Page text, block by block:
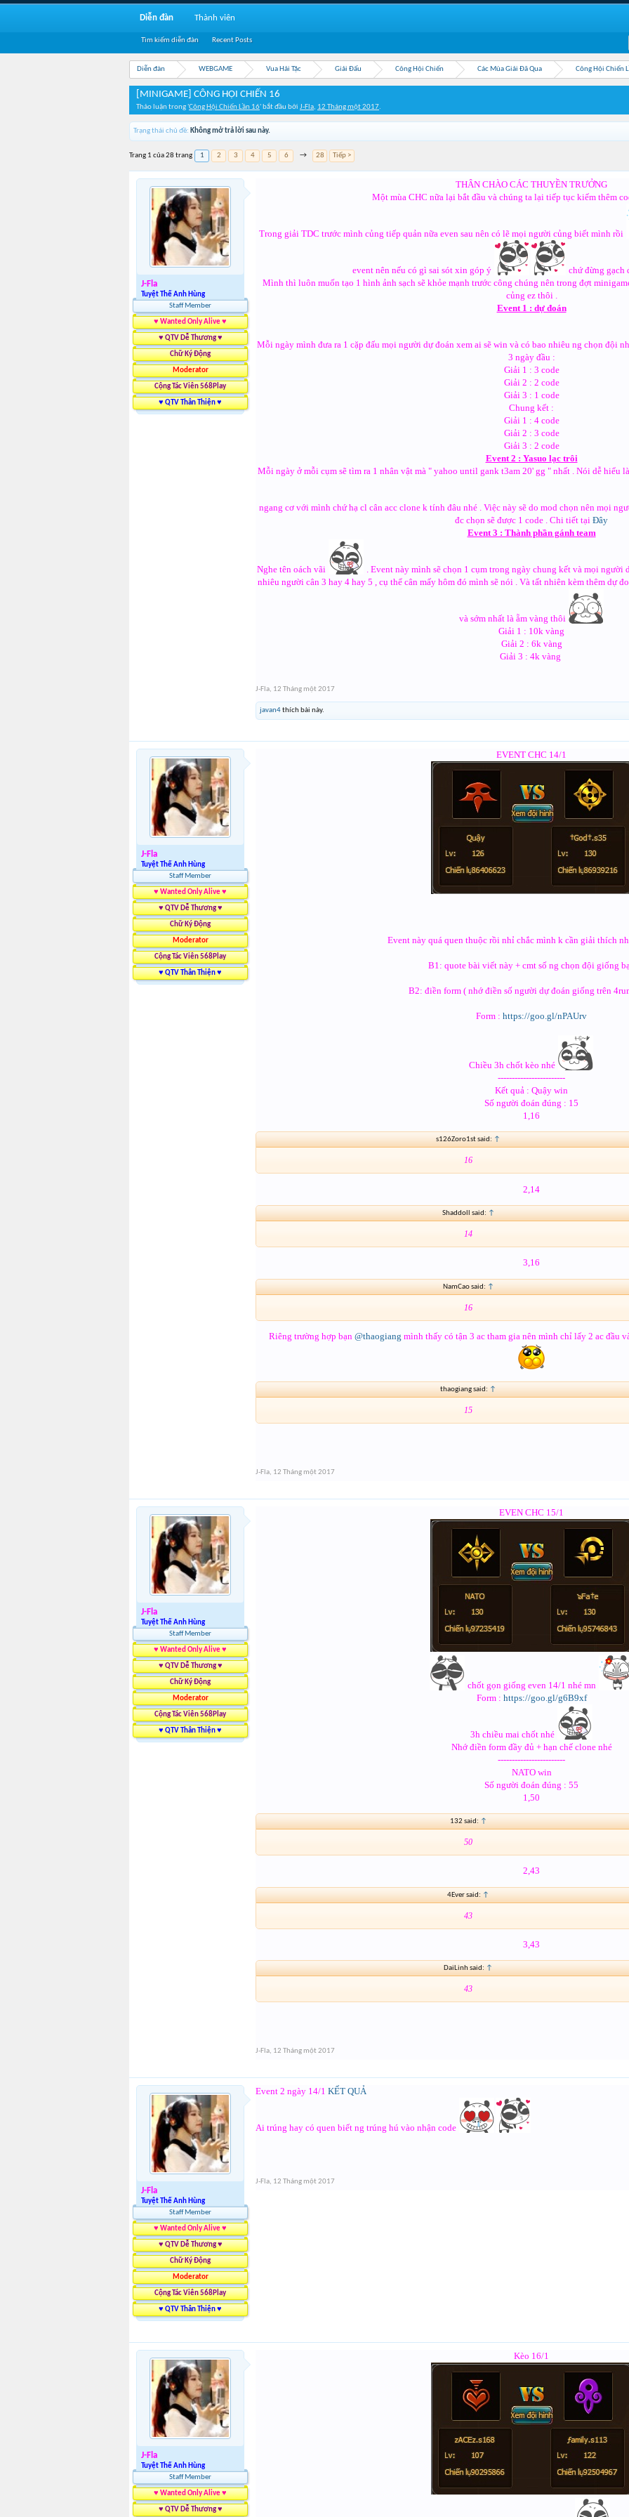
Diễn đàn WEBGAME Vua Hải Tặc Giải Đấu Công Hội Chiến Các Mùa Giải Đã Qua Công Hội Chiến
[MINIGAME] CÔNG HỘI CHIẾN 16
Thảo luận trong 'Công Hội Chiến Lần 16' bắt đầu bởi J-Fla, 12 Tháng một 2017.
Trạng thái chủ đề: Không mở trả lời sau này.
Trang 1 của 28 trang 1 2 3 4 5 6 → 28 Tiếp >
J-Fla
Tuyệt Thế Anh Hùng
Staff Member
♥ Wanted Only Alive ♥
♥ QTV Dễ Thương ♥
Chữ Ký Động
Moderator
Cộng Tác Viên 568Play
♥ QTV Thân Thiện ♥
THÂN CHÀO CÁC THUYỀN TRƯỞNG
Một mùa CHC nữa lại bắt đầu và chúng ta lại tiếp tục kiếm thêm
Trong giải TDC trước mình củng tiếp quản nữa even sau nên có lẽ mọi người củng biết mình rồi
event nên nếu có gì sai sót xin góp ý
chứ đừng gạch
Mình thì luôn muốn tạo 1 hình ảnh sạch sẽ khỏe mạnh trước công chúng nên trong đợt
củng ez thôi .
Event 1 : dự đoán
Mỗi ngày mình đưa ra 1 cặp đấu mọi người dự đoán xem ai sẽ win và có bao nhiêu ng chọn đội
3 ngày đầu :
Giải 1 : 3 code
Giải 2 : 2 code
Giải 3 : 1 code
Chung kết :
Giải 1 : 4 code
Giải 2 : 3 code
Giải 3 : 2 code
Event 2 : Yasuo lạc trôi
Mỗi ngày ở mỗi cụm sẽ tìm ra 1 nhân vật mà " yahoo until gank t3am 20' gg " nhất . Nói dễ hiểu
ngang cơ với mình chứ hạ cl cân acc clone k tính đâu nhé . Việc này sẽ do mod chọn nên mọi
đc chọn sẽ được 1 code . Chi tiết tại Đây
Event 3 : Thành phần gánh team
Nghe tên oách vãi
. Event này mình sẽ chọn 1 cụm trong ngày chung kết và mọi người
nhiêu người cân 3 hay 4 hay 5 , cụ thể cân mấy hôm đó mình sẽ nói . Và tất nhiên kèm thêm dự
và sớm nhất là ẵm vàng thôi
Giải 1 : 10k vàng
Giải 2 : 6k vàng
Giải 3 : 4k vàng
J-Fla, 12 Tháng một 2017
javan4thích bài này.
J-Fla
Tuyệt Thế Anh Hùng
Staff Member
♥ Wanted Only Alive ♥
♥ QTV Dễ Thương ♥
Chữ Ký Động
Moderator
Cộng Tác Viên 568Play
♥ QTV Thân Thiện ♥
EVENT CHC 14/1
Event này quá quen thuộc rồi nhỉ chắc mình k cần giải thích
B1: quote bài viết này + cmt số ng chọn đội giống
B2: điền form ( nhớ điền số người dự đoán giống trên
Form : https://goo.gl/nPAUrv
Chiều 3h chốt kèo nhé
------------------------
Kết quả : Quậy win
Số người đoán đúng : 15
1,16
s126Zoro1st said: ↑
16
2,14
Shaddoll said: ↑
14
3,16
NamCao said: ↑
16
Riêng trường hợp bạn @thaogiang mình thấy có tận 3 ac tham gia nên mình chỉ lấy 2 ac đầu
thaogiang said: ↑
15
J-Fla, 12 Tháng một 2017
J-Fla
Tuyệt Thế Anh Hùng
Staff Member
♥ Wanted Only Alive ♥
♥ QTV Dễ Thương ♥
Chữ Ký Động
Moderator
Cộng Tác Viên 568Play
♥ QTV Thân Thiện ♥
EVEN CHC 15/1
chốt gọn giống even 14/1 nhé mn
Form : https://goo.gl/g6B9xf
3h chiều mai chốt nhé
Nhớ điền form đầy đủ + hạn chế clone nhé
------------------------
NATO win
Số người đoán đúng : 55
1,50
132 said: ↑
50
2,43
4Ever said: ↑
43
3,43
DaiLinh said: ↑
43
J-Fla, 12 Tháng một 2017
J-Fla
Tuyệt Thế Anh Hùng
Staff Member
♥ Wanted Only Alive ♥
♥ QTV Dễ Thương ♥
Chữ Ký Động
Moderator
Cộng Tác Viên 568Play
♥ QTV Thân Thiện ♥
Event 2 ngày 14/1 KẾT QUẢ
Ai trúng hay có quen biết ng trúng hú vào nhận code
J-Fla, 12 Tháng một 2017
J-Fla
Tuyệt Thế Anh Hùng
Staff Member
♥ Wanted Only Alive ♥
♥ QTV Dễ Thương ♥
Kèo 16/1
Diễn đàn
Tìm kiếm diễn đàn Recent Posts
Thành viên